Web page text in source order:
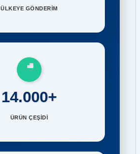
ÜLKEYE GÖNDERİM
14.000+
ÜRÜN ÇEŞİDİ